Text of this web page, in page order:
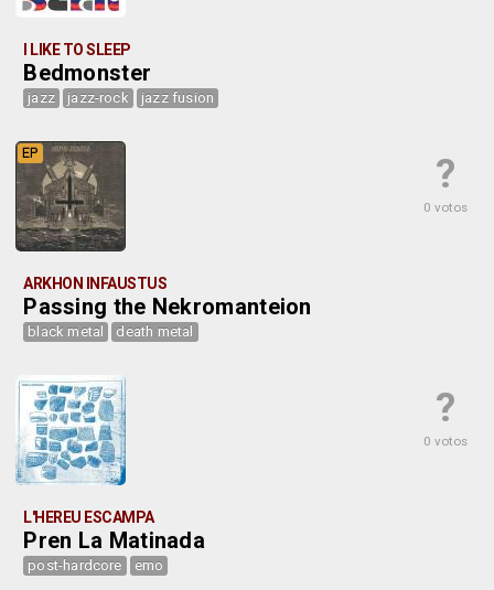
I LIKE TO SLEEP
Bedmonster
jazz jazz-rock jazz fusion
?
0 votos
EP
ARKHON INFAUSTUS
Passing the Nekromanteion
black metal death metal
?
0 votos
L'HEREU ESCAMPA
Pren La Matinada
post-hardcore emo